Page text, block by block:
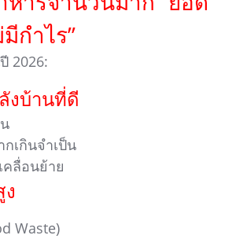
กำไร”
2026:
งบ้านที่ดี
เกินจำเป็น
คลื่อนย้าย
Waste)